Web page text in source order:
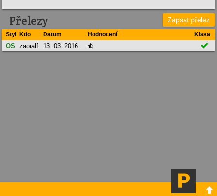
Přelezy Zapsat přelez
Styl Kdo Datum Hodnocení Klasa
OS zaoralf 13. 03. 2016  
